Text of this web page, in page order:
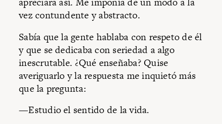
vez contundente y abstracto.
Sabía que la gente hablaba con respeto de él
y que se dedicaba con seriedad a algo
inescrutable. ¿Qué enseñaba? Quise
averiguarlo y la respuesta me inquietó más
que la pregunta:
—Estudio el sentido de la vida.